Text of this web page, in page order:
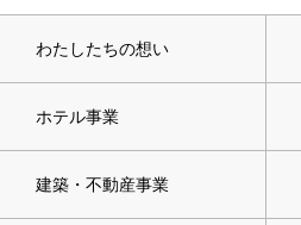
わたしたちの想い
ホテル事業
建築・不動産事業